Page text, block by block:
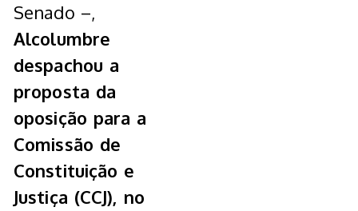
Senado –,
Alcolumbre
despachou a
proposta da
oposição para a
Comissão de
Constituição e
Justiça (CCJ), no